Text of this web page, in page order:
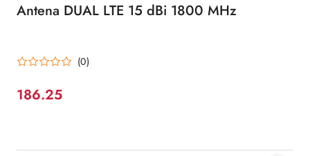
Antena DUAL LTE 15 dBi 1800 MHz
(0)
Cena:
186.25